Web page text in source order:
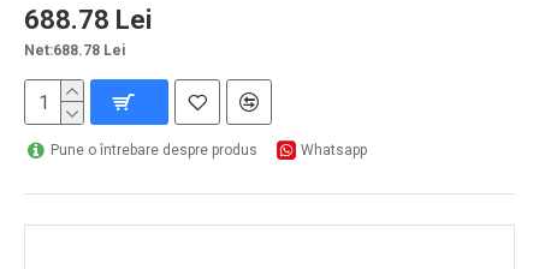
688.78 Lei
Net:688.78 Lei
Pune o întrebare despre produs Whatsapp